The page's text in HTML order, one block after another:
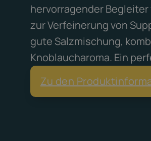
hervorragender
zur Verfeinerung von
gute Salzmischung,
Knoblaucharoma. Ein
Zu den